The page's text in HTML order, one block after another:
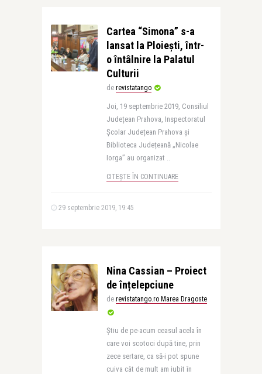
Cartea “Simona” s-a
lansat la Ploiești, într-
o întâlnire la Palatul
Culturii
de revistatango
Joi, 19 septembrie 2019, Consiliul
Județean Prahova, Inspectoratul
Școlar Județean Prahova și
Biblioteca Județeană „Nicolae
Iorga” au organizat ..
CITEȘTE ÎN CONTINUARE
29 septembrie 2019, 19:45
Nina Cassian – Proiect
de înțelepciune
de revistatango.ro Marea Dragoste
Ştiu de pe-acum ceasul acela în
care voi scotoci după tine, prin
zece sertare, ca să-i pot spune
cuiva cât de mult am iubit în